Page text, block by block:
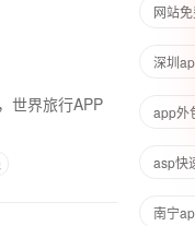
世界旅行APP
网站免
深圳
app外
asp快
南宁